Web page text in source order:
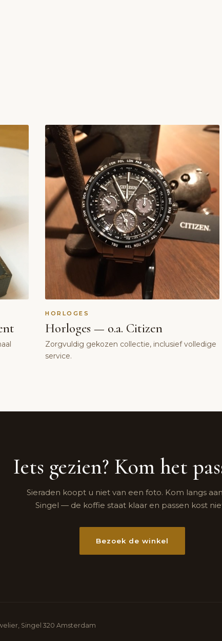
HORLOGES
Horloges — o.a. Citizen
Zorgvuldig gekozen collectie, inclusief volledige
service.
Iets gezien? Kom het
Sieraden koopt u niet van een foto. Kom langs
Singel — de koffie staat klaar en passen kost
Bezoek de winkel
Singel 320 Amsterdam